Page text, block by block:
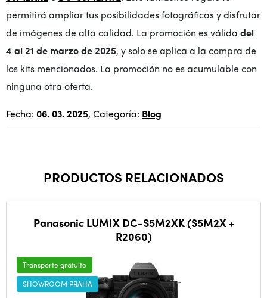
permitirá ampliar tus posibilidades fotográficas y disfrutar
de imágenes de alta calidad. La promoción es válida del
4 al 21 de marzo de 2025, y solo se aplica a la compra de
los kits mencionados. La promoción no es acumulable con
ninguna otra oferta.
Fecha: 06. 03. 2025, Categoría: Blog
PRODUCTOS RELACIONADOS
Panasonic LUMIX DC-S5M2XK (S5M2X +
R2060)
Transporte gratuito
SHOWROOM PRAHA